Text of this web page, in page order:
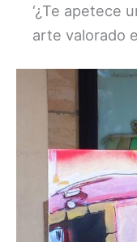
‘¿Te apetece
arte valorado